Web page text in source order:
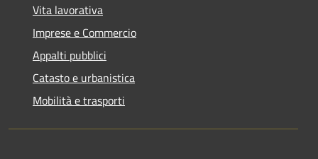
Vita lavorativa
Imprese e Commercio
Appalti pubblici
Catasto e urbanistica
Mobilità e trasporti